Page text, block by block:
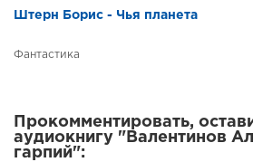
Штерн Борис - Чья планета
Фантастика
Прокомментировать,
аудиокнигу "Валентинов
гарпий":